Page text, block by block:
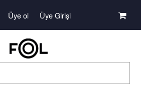
Üye ol Üye Girişi